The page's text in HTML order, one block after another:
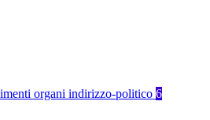
organi indirizzo-politico 6